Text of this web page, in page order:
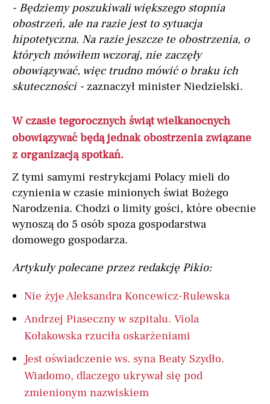
- Będziemy poszukiwali większego stopnia
obostrzeń, ale na razie jest to sytuacja
hipotetyczna. Na razie jeszcze te obostrzenia, o
których mówiłem wczoraj, nie zaczęły
obowiązywać, więc trudno mówić o braku ich
skuteczności - zaznaczył minister Niedzielski.
W czasie tegorocznych świąt wielkanocnych
obowiązywać będą jednak obostrzenia związane
z organizacją spotkań.
Z tymi samymi restrykcjami Polacy mieli do
czynienia w czasie minionych świat Bożego
Narodzenia. Chodzi o limity gości, które obecnie
wynoszą do 5 osób spoza gospodarstwa
domowego gospodarza.
Artykuły polecane przez redakcję Pikio:
Nie żyje Aleksandra Koncewicz-Rulewska
Andrzej Piaseczny w szpitalu. Viola
Kołakowska rzuciła oskarżeniami
Jest oświadczenie ws. syna Beaty Szydło.
Wiadomo, dlaczego ukrywał się pod
zmienionym nazwiskiem